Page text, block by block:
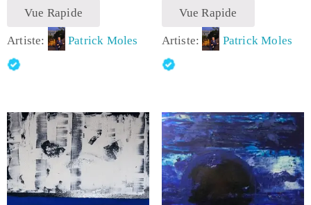
Vue Rapide
Artiste: Patrick Moles
Vue Rapide
Artiste: Patrick Moles